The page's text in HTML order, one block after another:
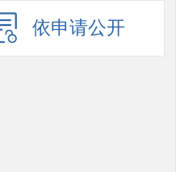
依申请公开